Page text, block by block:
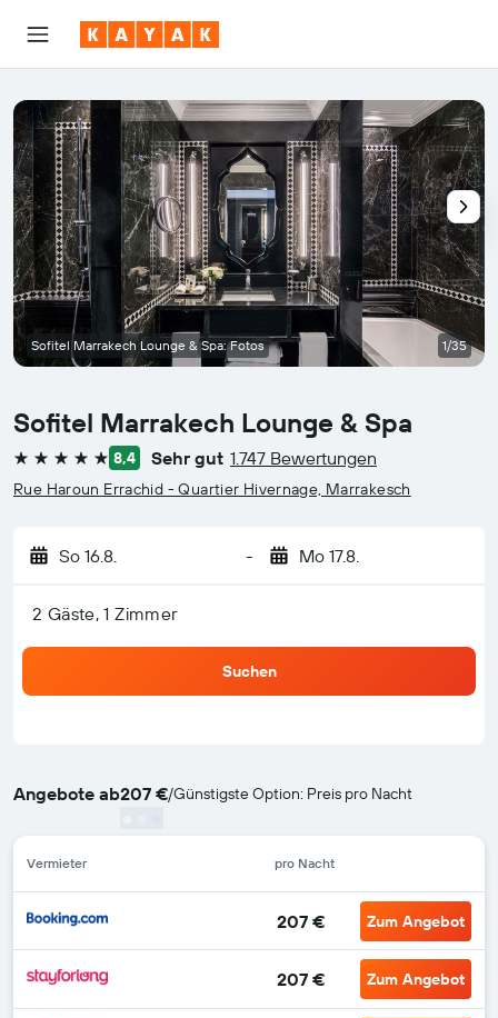
Sofitel Marrakech Lounge & Spa
5 Sterne 8,4 Sehr gut 1.747 Bewertungen
Rue Haroun Errachid - Quartier Hivernage, Marrakesch
So 16.8. - Mo 17.8.
2 Gäste, 1 Zimmer
Suchen
Angebote ab207 €/Günstigste Option: Preis pro Nacht
Vermieter pro Nacht
207 € Zum Angebot
207 € Zum Angebot
Sofitel Marrakech Lounge & Spa: Fotos 1/35